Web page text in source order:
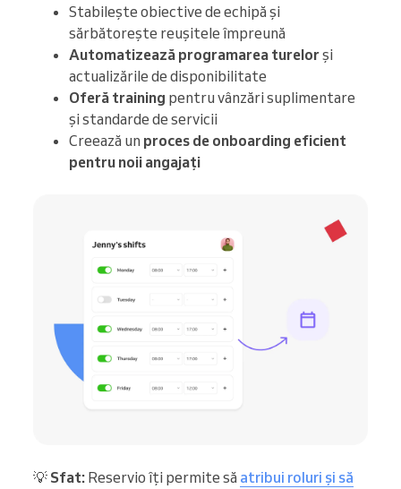
Stabilește obiective de echipă și
sărbătorește reușitele împreună
Automatizează programarea turelorși
actualizările de disponibilitate
Oferă training pentru vânzări suplimentare
și standarde de servicii
Creează un proces de onboarding eficient
pentru noii angajați
💡 Sfat: Reservio îți permite să atribui roluri și să